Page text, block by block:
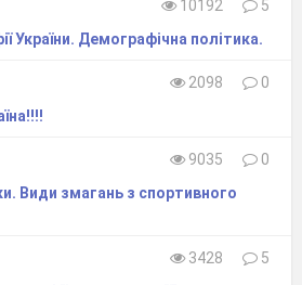
10192
5
України. Демографічна політика.
2098
0
9035
0
Види змагань з спортивного
3428
5